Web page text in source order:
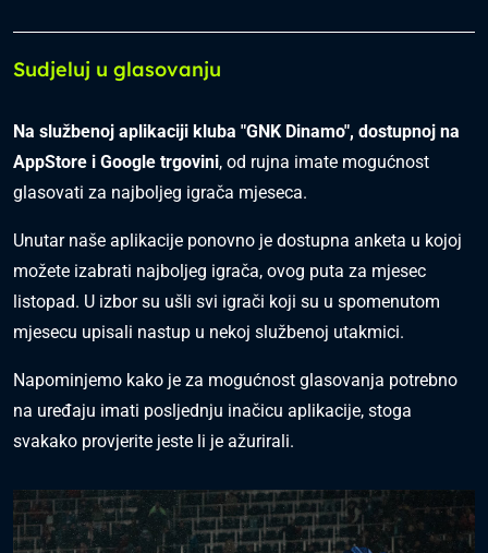
Sudjeluj u glasovanju
Na službenoj aplikaciji kluba "GNK Dinamo", dostupnoj na
AppStore i Google trgovini, od rujna imate mogućnost
glasovati za najboljeg igrača mjeseca.
Unutar naše aplikacije ponovno je dostupna anketa u kojoj
možete izabrati najboljeg igrača, ovog puta za mjesec
listopad. U izbor su ušli svi igrači koji su u spomenutom
mjesecu upisali nastup u nekoj službenoj utakmici.
Napominjemo kako je za mogućnost glasovanja potrebno
na uređaju imati posljednju inačicu aplikacije, stoga
svakako provjerite jeste li je ažurirali.